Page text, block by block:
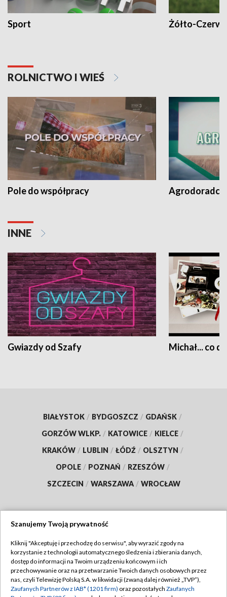
Sport Żółto-
ROLNICTWO I WIEŚ
Pole do współpracy Agrodoradcy
INNE
Gwiazdy od Szafy Michał... co
BIAŁYSTOK / BYDGOSZCZ / GDAŃSK /
GORZÓW WLKP. / KATOWICE / KIELCE /
KRAKÓW / LUBLIN / ŁÓDŹ / OLSZTYN /
OPOLE / POZNAŃ / RZESZÓW /
SZCZECIN / WARSZAWA / WROCŁAW
TVP
Abonament TVP
Emisja w TVP
Regulamin TVP
Polityka prywatności
Szanujemy Twoją prywatność
Kliknij "Akceptuję i przechodzę do serwisu", aby wyrazić zgody na
korzystanie z technologii automatycznego śledzenia i zbierania danych,
dostęp do informacji na Twoim urządzeniu końcowym i ich
przechowywanie oraz na przetwarzanie Twoich danych osobowych przez
nas, czyli Telewizję Polską S.A. w likwidacji (zwaną dalej również „TVP”),
Zaufanych Partnerów z IAB* (1201 firm) oraz pozostałych Zaufanych